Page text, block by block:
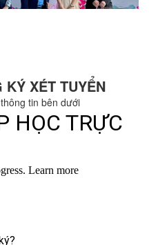
XÉT TUYỂN
tin bên dưới